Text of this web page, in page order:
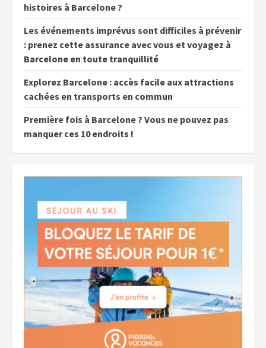
histoires à Barcelone ?
Les événements imprévus sont difficiles à prévenir
: prenez cette assurance avec vous et voyagez à
Barcelone en toute tranquillité
Explorez Barcelone : accès facile aux attractions
cachées en transports en commun
Première fois à Barcelone ? Vous ne pouvez pas
manquer ces 10 endroits !